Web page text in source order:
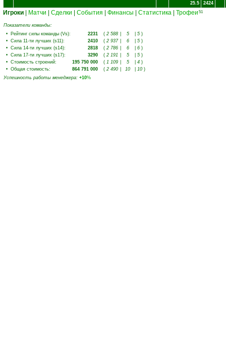
25.5 2424
Игроки Матчи Сделки События Финансы Статистика Трофеи 51
Показатели команды:
• Рейтинг силы команды (Vs): 2231 ( 2 588 5 5 )
• Сила 11-ти лучших (s11): 2410 ( 2 937 6 5 )
• Сила 14-ти лучших (s14): 2818 ( 2 786 6 6 )
• Сила 17-ти лучших (s17): 3290 ( 2 191 5 5 )
• Стоимость строений: 195 750 000 ( 1 109 5 4 )
• Общая стоимость: 864 791 000 ( 2 490 10 10 )
Успешность работы менеджера: +10%